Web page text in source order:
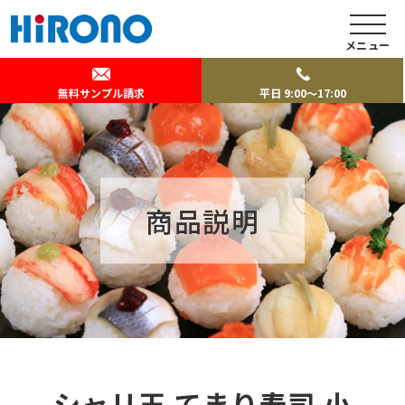
無料サンプル請求 平日 9:00～17:00
メニュー
商品説明